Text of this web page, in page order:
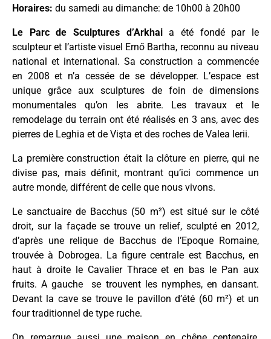
Horaires: du samedi au dimanche: de 10h00 à 20h00
Le Parc de Sculptures d’Arkhaia été fondé par le
sculpteur et l’artiste visuel Ernő Bartha, reconnu au niveau
national et international. Sa construction a commencée
en 2008 et n’a cessée de se développer. L’espace est
unique grâce aux sculptures de foin de dimensions
monumentales qu’on les abrite. Les travaux et le
remodelage du terrain ont été réalisés en 3 ans, avec des
pierres de Leghia et de Vişta et des roches de Valea Ierii.
La première construction était la clôture en pierre, qui ne
divise pas, mais définit, montrant qu’ici commence un
autre monde, différent de celle que nous vivons.
Le sanctuaire de Bacchus (50 m²) est situé sur le côté
droit, sur la façade se trouve un relief, sculpté en 2012,
d’après une relique de Bacchus de l’Epoque Romaine,
trouvée à Dobrogea. La figure centrale est Bacchus, en
haut à droite le Cavalier Thrace et en bas le Pan aux
fruits. A gauche se trouvent les nymphes, en dansant.
Devant la cave se trouve le pavillon d’été (60 m²) et un
four traditionnel de type ruche.